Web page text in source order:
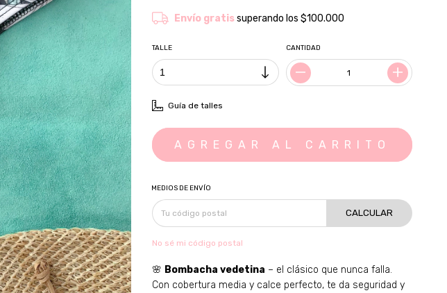
Envío gratissuperando los $100.000
TALLE CANTIDAD
Guía de talles
MEDIOS DE ENVÍO
CALCULAR
No sé mi código postal
🌸 Bombacha vedetina – el clásico que nunca falla.
Con cobertura media y calce perfecto, te da seguridad y